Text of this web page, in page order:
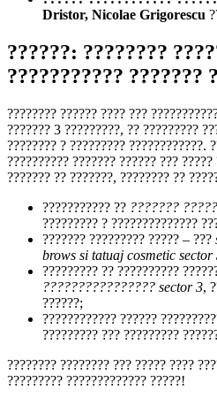
Dristor, Nicolae Grigorescu
??????: ????????
??????????? ???????
???????? ?????? ???? ???
??????? 3 ?????????, ?? ?????????
???????? ? ????????? ????????????.
?????????? ??????? ?????? ???
??????? ?? ???????, ???????? ??
??????????? ?? ???????
????????? ? ??????????????
??????? ????????? ????? – ???
brows si tatuaj cosmetic sector
????????? ?? ??????????
???????????????? sector 3,
??????;
???????????? ??????
????????? ??? ?????????
???????? ???????? ??? ????? ????
????????? ????????????? ?????!